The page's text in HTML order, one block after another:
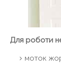
Для роботи
моток